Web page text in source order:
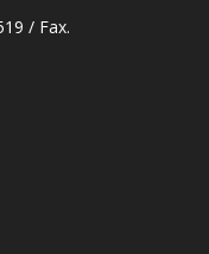
/ Fax.